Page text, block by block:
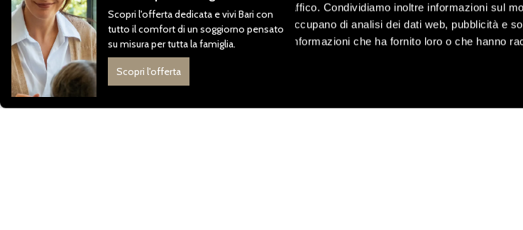
analizzare il nostro traffico. Condividiamo inoltre informazioni sul
nostri partner che si occupano di analisi dei dati web, pubblicità e
combinarle con altre informazioni che ha fornito loro o che hanno
Quando si tratta di festeggiare, il posto perfetto esiste. Ed è qui.